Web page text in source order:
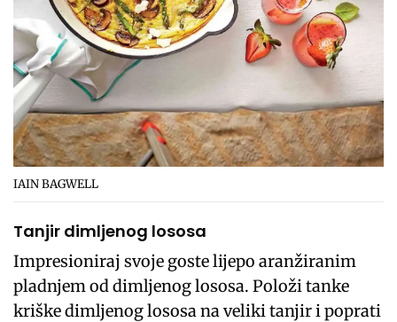
IAIN BAGWELL
Tanjir dimljenog lososa
Impresioniraj svoje goste lijepo aranžiranim
pladnjem od dimljenog lososa. Položi tanke
kriške dimljenog lososa na veliki tanjir i poprati